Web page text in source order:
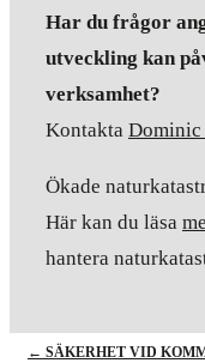
Har du frågor
utveckling kan
verksamhet?
Kontakta Dominic
Ökade
Här kan du läsa
hantera
← SÄKERHET VID